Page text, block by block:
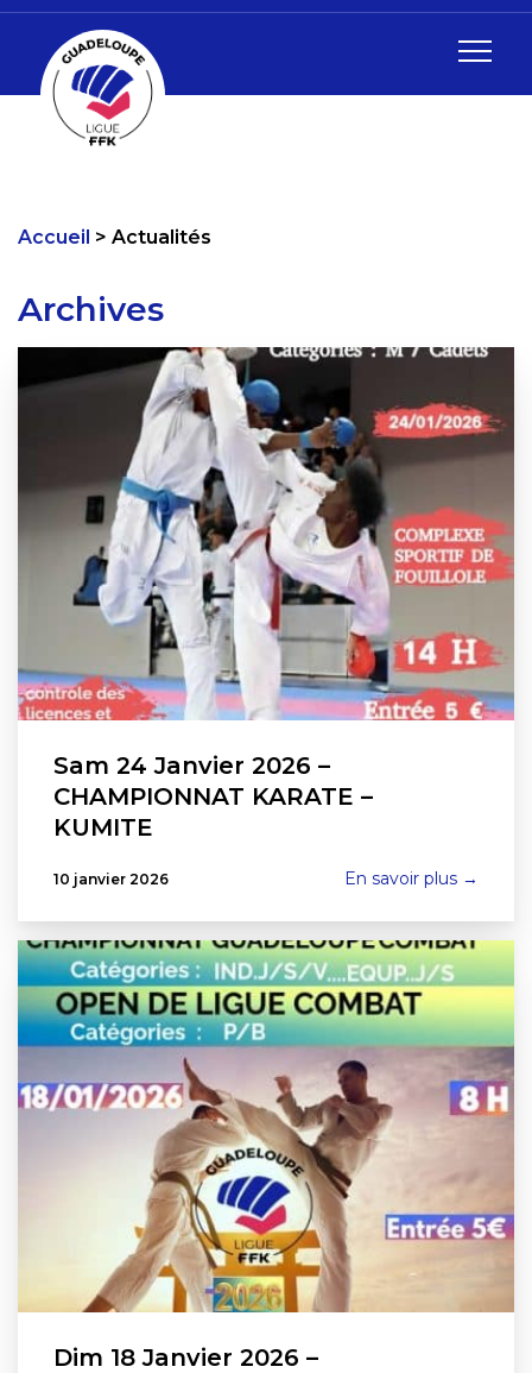
Accueil Actualités
Archives
Sam 24 Janvier 2026 –
CHAMPIONNAT KARATE –
KUMITE
10 janvier 2026 En savoir plus →
Dim 18 Janvier 2026 –